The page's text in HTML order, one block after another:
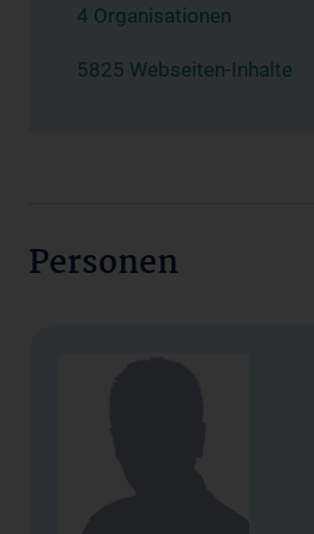
4 Organisationen
5825 Webseiten-Inhalte
Personen